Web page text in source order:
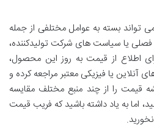
بسته به عوامل مختلفی از جمله
فصلی یا سیاست های شرکت تولیدکننده،
اطلاع از قیمت به روز این محصول،
آنلاین یا فیزیکی معتبر مراجعه کرده و
قیمت را از چند منبع مختلف مقایسه
اما به یاد داشته باشید که فریب قیمت